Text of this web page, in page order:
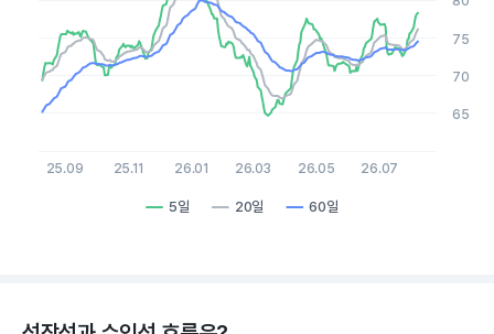
5일 20일 60일
25.09 25.11 26.01 26.03 26.05 26.07
65
70
75